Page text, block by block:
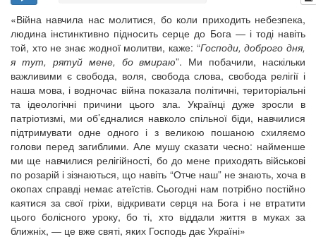
«Війна навчила нас молитися, бо коли приходить небезпека,
людина інстинктивно підносить серце до Бога — і тоді навіть
той, хто не знає жодної молитви, каже: “Господи, доброго дня,
я тут, рятуй мене, бо вмираю”. Ми побачили, наскільки
важливими є свобода, воля, свобода слова, свобода релігії і
наша мова, і водночас війна показала політичні, територіальні
та ідеологічні причини цього зла. Українці дуже зросли в
патріотизмі, ми об’єдналися навколо спільної біди, навчилися
підтримувати одне одного і з великою пошаною схиляємо
голови перед загиблими. Але мушу сказати чесно: найменше
ми ще навчилися релігійності, бо до мене приходять військові
по розарій і зізнаються, що навіть “Отче наш” не знають, хоча в
окопах справді немає атеїстів. Сьогодні нам потрібно постійно
каятися за свої гріхи, відкривати серця на Бога і не втратити
цього болісного уроку, бо ті, хто віддали життя в муках за
ближніх, — це вже святі, яких Господь дає Україні»